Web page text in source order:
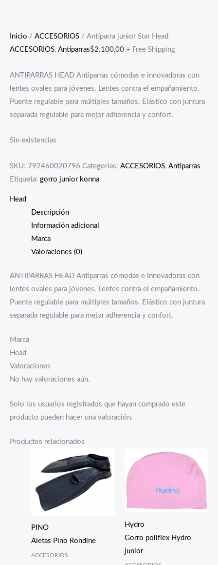
Inicio / ACCESORIOS / Antiparra junior Star Head
ACCESORIOS, Antiparras$2.100,00 + Free Shipping
ANTIPARRAS HEAD Antiparras cómodas e innovadoras con
lentes ovales para jóvenes. Lentes contra el empañamiento.
Puente regulable para múltiples tamaños. Elástico con juntura
separada regulable para mejor adherencia y confort.
Sin existencias
SKU: 792460020796 Categorías: ACCESORIOS, Antiparras
Etiqueta: gorro junior konna
Head
Descripción
Información adicional
Marca
Valoraciones (0)
ANTIPARRAS HEAD Antiparras cómodas e innovadoras con
lentes ovales para jóvenes. Lentes contra el empañamiento.
Puente regulable para múltiples tamaños. Elástico con juntura
separada regulable para mejor adherencia y confort.
Marca
Head
Valoraciones
No hay valoraciones aún.
Solo los usuarios registrados que hayan comprado este
producto pueden hacer una valoración.
Productos relacionados
PINO
Aletas Pino Rondine
ACCESORIOS
Hydro
Gorro poliflex Hydro
junior